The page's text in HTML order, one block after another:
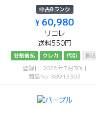
中古Bランク
¥ 60,980
リコレ
送料550円
分割後払 クレカ 代引 振込
登録日: 2026年7月30日
商品No: 38913303